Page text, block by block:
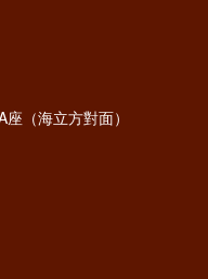
（海立方對面）